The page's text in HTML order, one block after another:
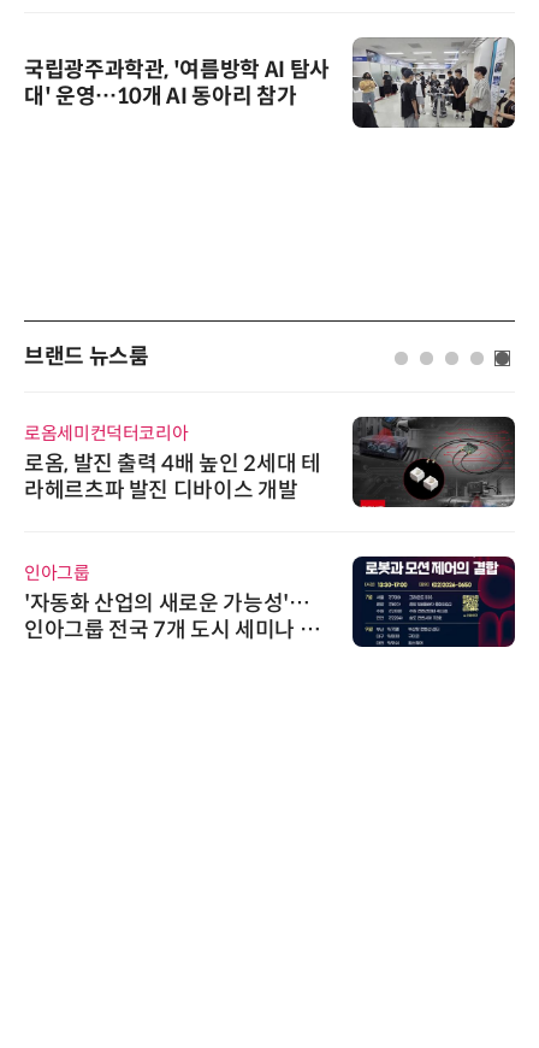
국립광주과학관, '여름방학 AI 탐사
대' 운영…10개 AI 동아리 참가
브랜드 뉴스룸
로옴세미컨덕터코리아
로옴, 발진 출력 4배 높인 2세대 테
라헤르츠파 발진 디바이스 개발
인아그룹
'자동화 산업의 새로운 가능성'…
인아그룹 전국 7개 도시 세미나 페